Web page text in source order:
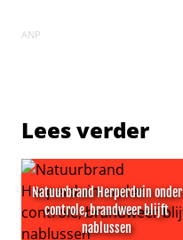
ANP
Lees verder
Natuurbrand Herperduin onder
controle, brandweer blijft
nablussen